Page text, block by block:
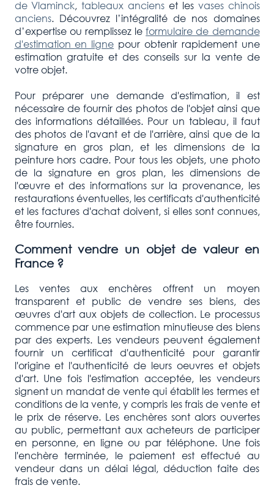
de Vlaminck,tableaux anciens et les vases chinois
anciens. Découvrez l’intégralité de nos domaines
d’expertise ou remplissez leformulaire de demande
d'estimation en ligne pour obtenir rapidement une
estimation gratuite et des conseils sur la vente de
votre objet.
Pour préparer une demande d'estimation, il est
nécessaire de fournir des photos de l'objet ainsi que
des informations détaillées. Pour un tableau, il faut
des photos de l'avant et de l'arrière, ainsi que de la
signature en gros plan, et les dimensions de la
peinture hors cadre. Pour tous les objets, une photo
de la signature en gros plan, les dimensions de
l'œuvre et des informations sur la provenance, les
restaurations éventuelles, les certificats d'authenticité
et les factures d'achat doivent, si elles sont connues,
être fournies.
Comment vendre un objet de valeur en
France ?
Les ventes aux enchères offrent un moyen
transparent et public de vendre ses biens, des
œuvres d'art aux objets de collection. Le processus
commence par une estimation minutieuse des biens
par des experts. Les vendeurs peuvent également
fournir un certificat d'authenticité pour garantir
l'origine et l'authenticité de leurs oeuvres et objets
d'art. Une fois l'estimation acceptée, les vendeurs
signent un mandat de vente qui établit les termes et
conditions de la vente, y compris les frais de vente et
le prix de réserve. Les enchères sont alors ouvertes
au public, permettant aux acheteurs de participer
en personne, en ligne ou par téléphone. Une fois
l'enchère terminée, le paiement est effectué au
vendeur dans un délai légal, déduction faite des
frais de vente.